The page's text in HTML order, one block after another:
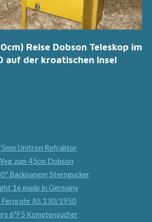
Reise Dobson Teleskop im
auf der kroatischen Insel
Unitron Refraktor
zum 45cm Dobson
Backnanger Sterngucker
16 made in Germany
AS 130/1950
6"F5 Kometensucher